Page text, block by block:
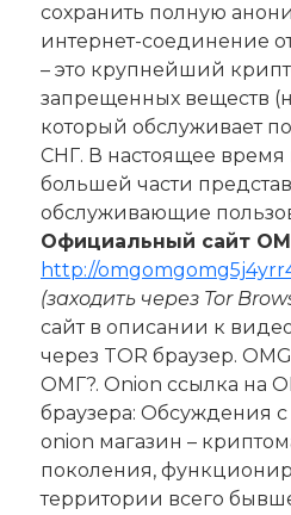
сохранить полную
интернет-соединение
– это крупнейший
запрещенных веществ
который обслуживает
СНГ. В настоящее время
большей части
обслуживающие
Официальный сайт
http://
(заходить через Tor
сайт в описании к
через TOR браузер.
ОМГ?. Onion ссылка на
браузера: Обсуждения с
onion магазин –
поколения,
территории всего